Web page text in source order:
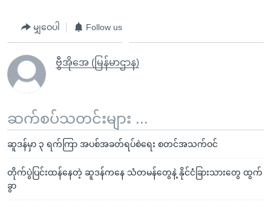
မျှဝေပါ Follow us
ဗွီအိုအေ (မြန်မာဌာန)
ဆက်စပ်သတင်းများ ...
ဆူဒန်မှာ ၃ ရက်ကြာ အပစ်အခတ်ရပ်စဲရေး စတင်အသက်ဝင်
တိုက်ပွဲပြင်းထန်နေတဲ့ ဆူဒန်ကနေ သံတမန်တွေနဲ့ နိုင်ငံခြားသားတွေ ထွက်
ခွာ